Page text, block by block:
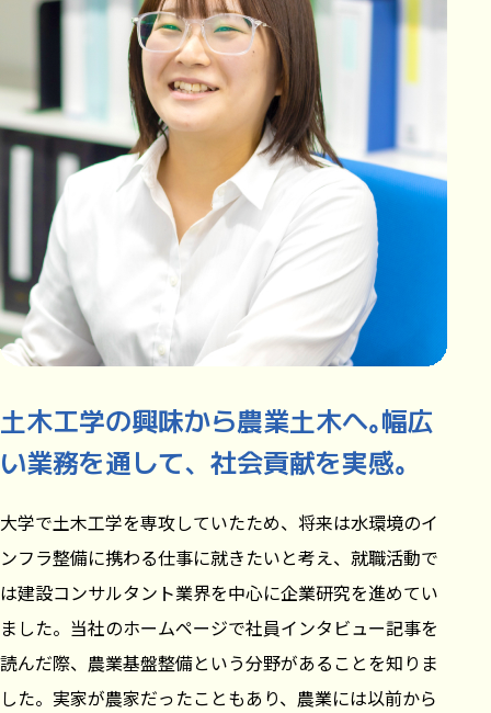
土木工学の興味から農業土木へ｡幅広
い業務を通して、社会貢献を実感｡
大学で土木工学を専攻していたため、将来は水環境のイ
ンフラ整備に携わる仕事に就きたいと考え、就職活動で
は建設コンサルタント業界を中心に企業研究を進めてい
ました。当社のホームページで社員インタビュー記事を
読んだ際、農業基盤整備という分野があることを知りま
した。実家が農家だったこともあり、農業には以前から